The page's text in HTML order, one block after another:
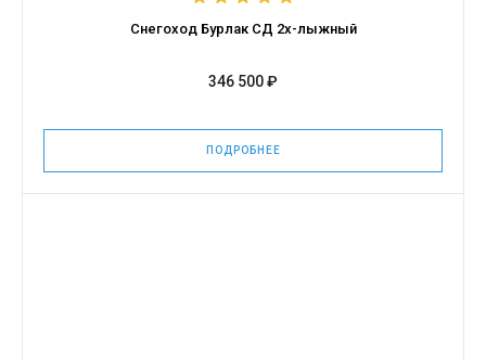
Снегоход Бурлак СД 2х-лыжный
346 500 ₽
ПОДРОБНЕЕ